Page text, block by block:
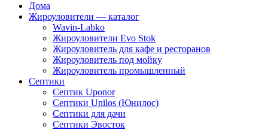
Дома
Жироуловители — каталог
Wavin-Labko
Жироуловители Evo Stok
Жироуловитель для кафе и ресторанов
Жироуловитель под мойку
Жироуловитель промышленный
Септики
Септик Uponor
Септики Unilos (Юнилос)
Септики для дачи
Септики Эвосток